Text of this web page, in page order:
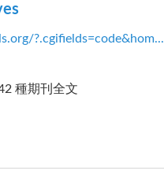
?.cgifields=code&hom...
種期刊全文